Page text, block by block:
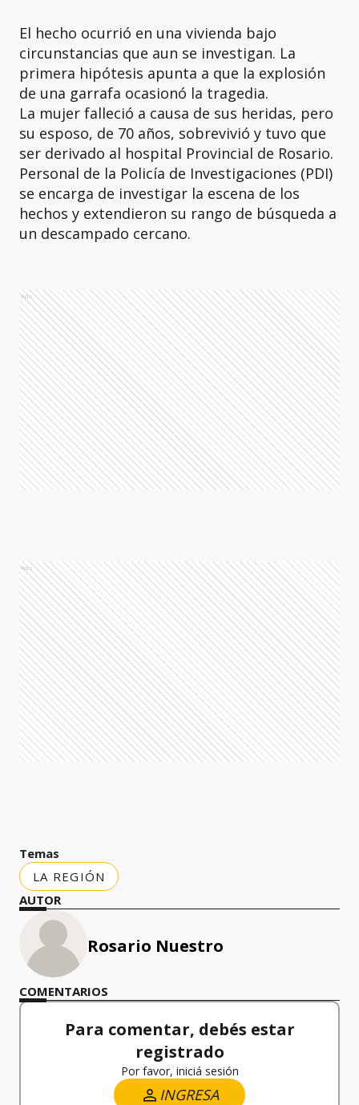
El hecho ocurrió en una vivienda bajo
circunstancias que aun se investigan. La
primera hipótesis apunta a que la explosión
de una garrafa ocasionó la tragedia.
La mujer falleció a causa de sus heridas, pero
su esposo, de 70 años, sobrevivió y tuvo que
ser derivado al hospital Provincial de Rosario.
Personal de la Policía de Investigaciones (PDI)
se encarga de investigar la escena de los
hechos y extendieron su rango de búsqueda a
un descampado cercano.
Ads
Ads
Temas
LA REGIÓN
AUTOR
Rosario Nuestro
COMENTARIOS
Para comentar, debés estar
registrado
Por favor, iniciá sesión
INGRESA